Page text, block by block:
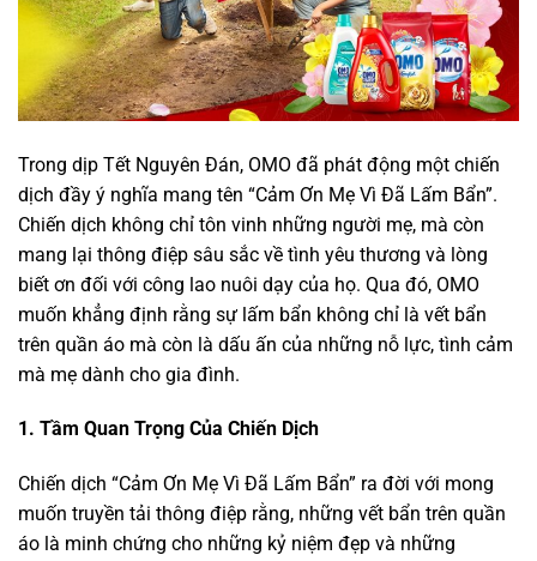
Trong dịp Tết Nguyên Đán, OMO đã phát động một chiến
dịch đầy ý nghĩa mang tên “Cảm Ơn Mẹ Vì Đã Lấm Bẩn”.
Chiến dịch không chỉ tôn vinh những người mẹ, mà còn
mang lại thông điệp sâu sắc về tình yêu thương và lòng
biết ơn đối với công lao nuôi dạy của họ. Qua đó, OMO
muốn khẳng định rằng sự lấm bẩn không chỉ là vết bẩn
trên quần áo mà còn là dấu ấn của những nỗ lực, tình cảm
mà mẹ dành cho gia đình.
1. Tầm Quan Trọng Của Chiến Dịch
Chiến dịch “Cảm Ơn Mẹ Vì Đã Lấm Bẩn” ra đời với mong
muốn truyền tải thông điệp rằng, những vết bẩn trên quần
áo là minh chứng cho những kỷ niệm đẹp và những